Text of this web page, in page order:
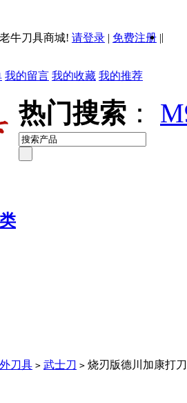
牛刀具商城! 请登录 | 免费注册 ||
我的留言 我的收藏 我的推荐
热门搜索 ：
刀具 > 武士刀 > 烧刃版德川加康打刀